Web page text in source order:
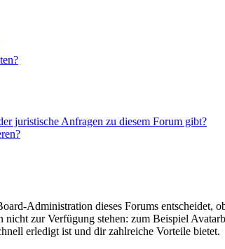
juristische Anfragen zu diesem Forum gibt?
Administration dieses Forums entscheidet,
zur Verfügung stehen: zum Beispiel
erledigt ist und dir zahlreiche Vorteile bietet.